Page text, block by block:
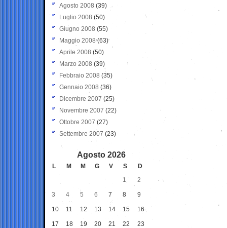
Agosto 2008 (39)
Luglio 2008 (50)
Giugno 2008 (55)
Maggio 2008(63)
Aprile 2008 (50)
Marzo 2008 (39)
Febbraio 2008 (35)
Gennaio 2008 (36)
Dicembre 2007 (25)
Novembre 2007 (22)
Ottobre 2007 (27)
Settembre 2007 (23)
Agosto 2026
L M M G V S
D
1
2
3 4 5 6 7 8 9
10 11 12 13 14 15 16
17 18 19 20 21 22 23